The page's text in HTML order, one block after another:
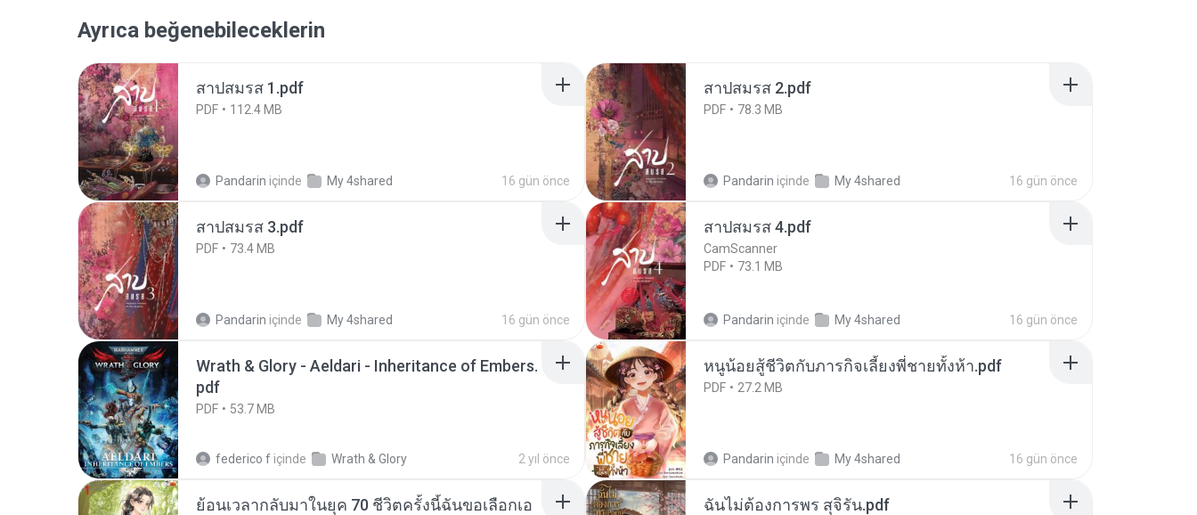
Ayrıca beğenebileceklerin
สาปสมรส 1.pdf
PDF 112.4 MB
Pandarin içinde My 4shared 16 gün önce
สาปสมรส 2.pdf
PDF 78.3 MB
Pandarin içinde My 4shared 16 gün önce
สาปสมรส 3.pdf
PDF 73.4 MB
Pandarin içinde My 4shared 16 gün önce
สาปสมรส 4.pdf
CamScanner
PDF
73.1 MB
Pandarin içinde My 4shared 16 gün önce
Wrath & Glory - Aeldari - Inheritance of Embers.
pdf
PDF 53.7 MB
federico f içinde Wrath & Glory 2 yıl önce
หนูน้อยสู้ชีวิตกับภารกิจเลี้ยงพี่ชายทั้งห้า.pdf
PDF 27.2 MB
Pandarin içinde My 4shared 16 gün önce
ย้อนเวลากลับมาในยุค 70 ชีวิตครั้งนี้ฉันขอเลือกเอ
ฉันไม่ต้องการพร สุจิรัน.pdf